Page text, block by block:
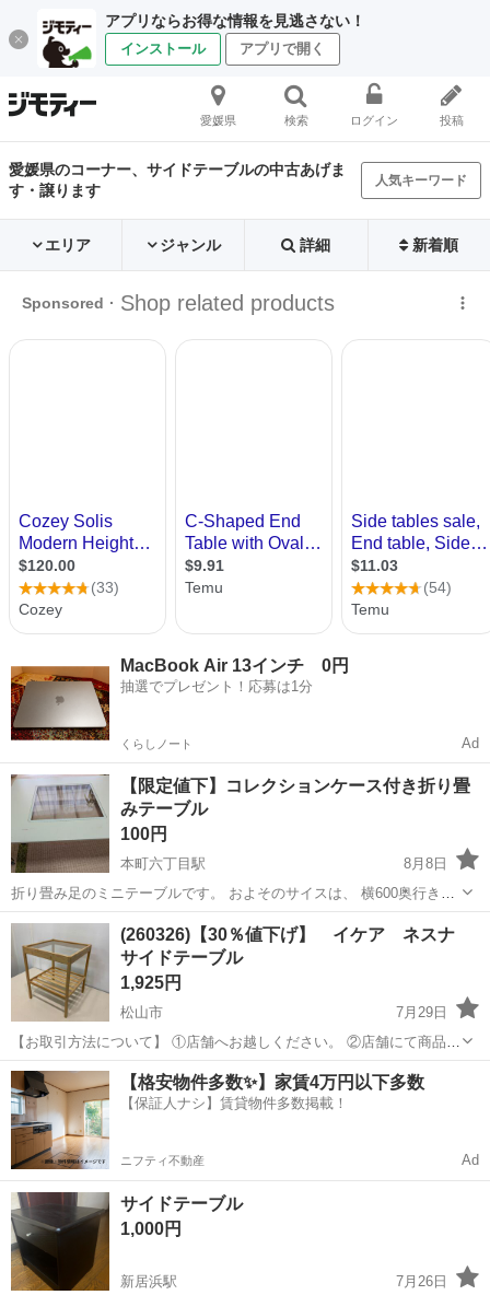
アプリならお得な情報を見逃さない！
インストール アプリで開く
愛媛県 検索 ログイン 投稿
愛媛県のコーナー、サイドテーブルの中古あげま
す・譲ります
人気キーワード
エリア ジャンル 詳細 新着順
MacBook Air 13インチ 0円
抽選でプレゼント！応募は1分
くらしノート Ad
【限定値下】コレクションケース付き折り畳
みテーブル
100円
本町六丁目駅
8月8日
折り畳み足のミニテーブルです。 およそのサイスは、 横600奥行き
450高さ300 コレクションをしまえる引き出しが付いています。 天板
のガラス部分は横300奥行き250 傷汚れありますが、使用は問題ござい
ません。 使用...
愛媛 松山市 本町六丁目駅 テーブル
(260326)【30％値下げ】 イケア ネスナ
サイドテーブル
1,925円
松山市
7月29日
【お取引方法について】 ①店舗へお越しください。 ②店舗にて商品を
受け渡し時に代金をお支払い下さい。 ＜店舗情報＞ 中古オフィス家具
専門店『事務太郎』 松山市天山3-9-30 営業時間...
愛媛 松山市 テーブル ネスナ
【格安物件多数✨】家賃4万円以下多数
【保証人ナシ】賃貸物件多数掲載！
ニフティ不動産 Ad
サイドテーブル
1,000円
新居浜駅
7月26日